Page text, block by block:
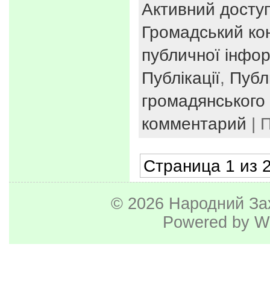
Активний
Громадський
публичної
Публікації,
громадянського
комментарий |
Страница 1 из
© 2026 Народний
Powered by